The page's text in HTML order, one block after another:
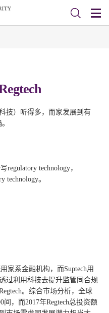
技）听得多，而家发展到有
regulatory technology，
technology。
家系金融机构，而Suptech用
过利用科技去提升监管同合规
。综合市场分析，全球
间，而2017年Regtech总投资额